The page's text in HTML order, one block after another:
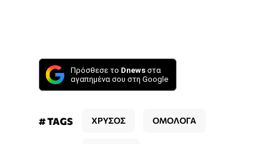
Πρόσθεσε το Dnews στα
αγαπημένα σου στη Google
# TAGS ΧΡΥΣΟΣ ΟΜΟΛΟΓΑ